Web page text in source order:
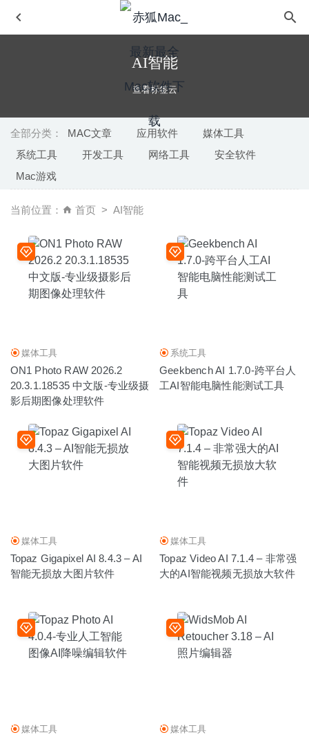
AI智能
查看标签云
全部分类： MAC文章 应用软件
媒体工具
系统工具
开发工具 网络工具
安全软件
Mac游戏
当前位置： 首页 AI智能
媒体工具
ON1 Photo RAW 2026.2
20.3.1.18535 中文版-专业级摄
影后期图像处理软件
系统工具
Geekbench AI 1.7.0-跨平台人
工AI智能电脑性能测试工具
媒体工具
Topaz Gigapixel AI 8.4.3 – AI
智能无损放大图片软件
媒体工具
Topaz Video AI 7.1.4 – 非常强
大的AI智能视频无损放大软件
媒体工具 媒体工具
EtreCheck 6.2.1 for Mac- MacOS系统信息监测工具 2020-
02-29
Audio Editor 3.8.2 中文版 – 全能的音频编辑器 2025-09-01
Timemator 3.2.2 中文版 – 时间自动跟踪工具 2026-05-10